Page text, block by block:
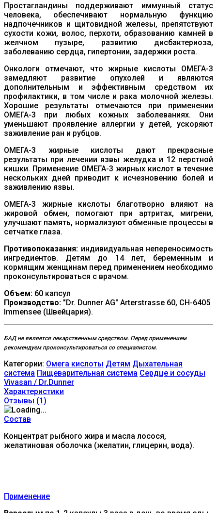
Простагландины поддерживают иммунный статус
человека, обеспечивают нормальную функцию
надпочечников и щитовидной железы, препятствуют
сухости кожи, волос, перхоти, образованию камней в
желчном пузыре, развитию дисбактериоза,
заболеванию сердца, гипертонии, задержки роста.
Онкологи отмечают, что жирные кислоты ОМЕГА-3
замедляют развитие опухолей и являются
дополнительным и эффективным средством их
профилактики, в том числе и рака молочной железы.
Хорошие результаты отмечаются при применении
ОМЕГА-3 при любых кожных заболеваниях. Они
уменьшают проявление аллергии у детей, ускоряют
заживление ран и рубцов.
ОМЕГА-3 жирные кислоты дают прекрасные
результаты при лечении язвы желудка и 12 перстной
кишки. Применение ОМЕГА-3 жирных кислот в течение
нескольких дней приводит к исчезновению болей и
заживлению язвы.
ОМЕГА-3 жирные кислоты благотворно влияют на
жировой обмен, помогают при артритах, мигрени,
улучшают память, нормализуют обменные процессы в
сетчатке глаза.
Противопоказания: индивидуальная непереносимость
ингредиентов. Детям до 14 лет, беременным и
кормящим женщинам перед применением необходимо
проконсультироваться с врачом.
Объем: 60 капсул
Производство: "Dr. Dunner AG" Arterstrasse 60, CH-6405
Immensee (Швейцария).
БАД не является лекарственным средством. Перед применением
рекомендуем проконсультироваться со специалистом.
Категории: Омега кислоты Детям Дыхательная
система Пищеварительная система Сердце и сосуды
Vivasan / Dr.Dunner
Характеристики
Отзывы (1)
Состав
Концентрат рыбного жира и масла лосося,
желатиновая оболочка (желатин, глицерин, вода).
Применение